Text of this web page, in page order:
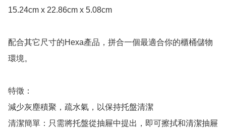
15.24cm x 22.86cm x 5.08cm
配合其它尺寸的Hexa產品，拼合一個最適合你的櫃桶儲物
環境。
特徵：
減少灰塵積聚，疏水氣，以保持托盤清潔
清潔簡單：只需將托盤從抽屜中提出，即可擦拭和清潔抽屜